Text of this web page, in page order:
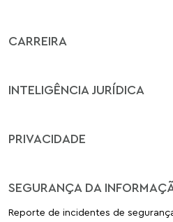
CARREIRA
INTELIGÊNCIA JURÍDICA
PRIVACIDADE
SEGURANÇA DA
Reporte de incidentes de